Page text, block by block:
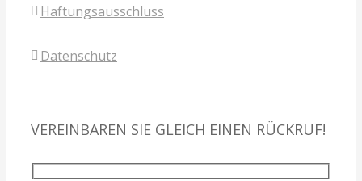
Haftungsausschluss
Datenschutz
VEREINBAREN SIE GLEICH EINEN RÜCKRUF!